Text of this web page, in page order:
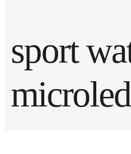
sport
microled